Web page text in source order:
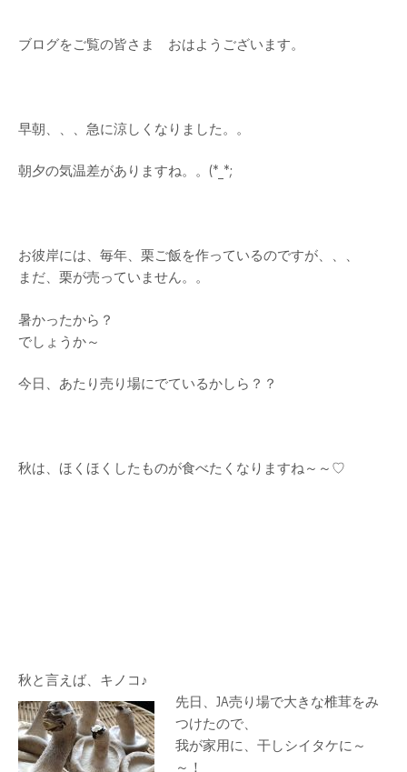
ブログをご覧の皆さま おはようございます。
早朝、、、急に涼しくなりました。。
朝夕の気温差がありますね。。(*_*;
お彼岸には、毎年、栗ご飯を作っているのですが、、、
まだ、栗が売っていません。。
暑かったから？
でしょうか～
今日、あたり売り場にでているかしら？？
秋は、ほくほくしたものが食べたくなりますね～～♡
秋と言えば、キノコ♪
先日、JA売り場で大きな椎茸をみ
つけたので、
我が家用に、干しシイタケに～
～！